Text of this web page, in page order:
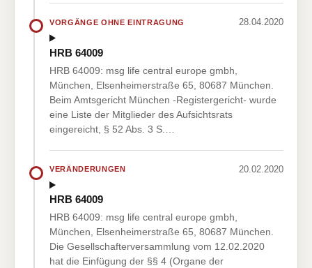
VORGÄNGE OHNE EINTRAGUNG 28.04.2020
HRB 64009
HRB 64009: msg life central europe gmbh,
München, Elsenheimerstraße 65, 80687 München.
Beim Amtsgericht München -Registergericht- wurde
eine Liste der Mitglieder des Aufsichtsrats
eingereicht, § 52 Abs. 3 S.…
VERÄNDERUNGEN 20.02.2020
HRB 64009
HRB 64009: msg life central europe gmbh,
München, Elsenheimerstraße 65, 80687 München.
Die Gesellschafterversammlung vom 12.02.2020
hat die Einfügung der §§ 4 (Organe der